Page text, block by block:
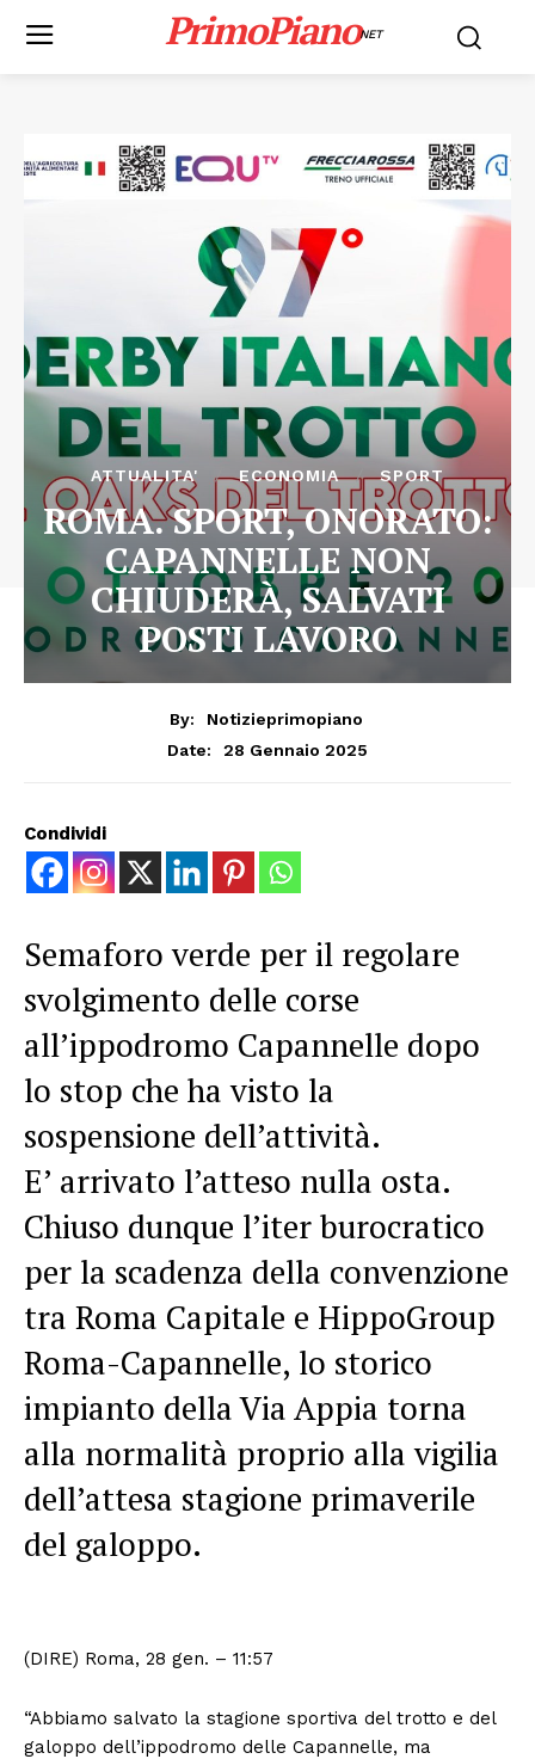
PrimoPianoNET
ATTUALITA' ECONOMIA SPORT
ROMA. SPORT, ONORATO:
CAPANNELLE NON
CHIUDERÀ, SALVATI
POSTI LAVORO
By:
Notizieprimopiano
Date:
28 Gennaio 2025
Condividi
Semaforo verde per il regolare
svolgimento delle corse
all’ippodromo Capannelle dopo
lo stop che ha visto la
sospensione dell’attività.
E’ arrivato l’atteso nulla osta.
Chiuso dunque l’iter burocratico
per la scadenza della convenzione
tra Roma Capitale e HippoGroup
Roma-Capannelle, lo storico
impianto della Via Appia torna
alla normalità proprio alla vigilia
dell’attesa stagione primaverile
del galoppo.
(DIRE) Roma, 28 gen. – 11:57
“Abbiamo salvato la stagione sportiva del trotto e del
galoppo dell’ippodromo delle Capannelle, ma